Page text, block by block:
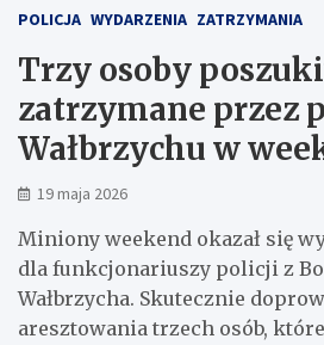
POLICJA WYDARZENIA ZATRZYMANIA
Trzy osoby
zatrzymane przez
Wałbrzychu w
19 maja 2026
Miniony weekend okazał się
dla funkcjonariuszy policji z
Wałbrzycha. Skutecznie
aresztowania trzech osób,